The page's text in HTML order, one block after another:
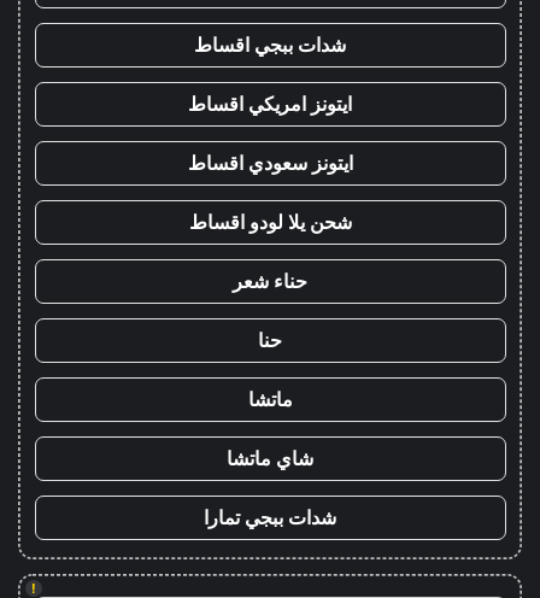
شدات ببجي اقساط
ايتونز امريكي اقساط
ايتونز سعودي اقساط
شحن يلا لودو اقساط
حناء شعر
حنا
ماتشا
شاي ماتشا
شدات ببجي تمارا
!